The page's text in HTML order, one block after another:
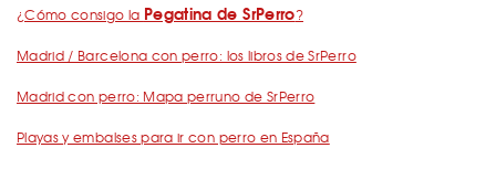
¿Cómo consigo la Pegatina de SrPerro?
Madrid / Barcelona con perro: los libros de SrPerro
Madrid con perro: Mapa perruno de SrPerro
Playas y embalses para ir con perro en España